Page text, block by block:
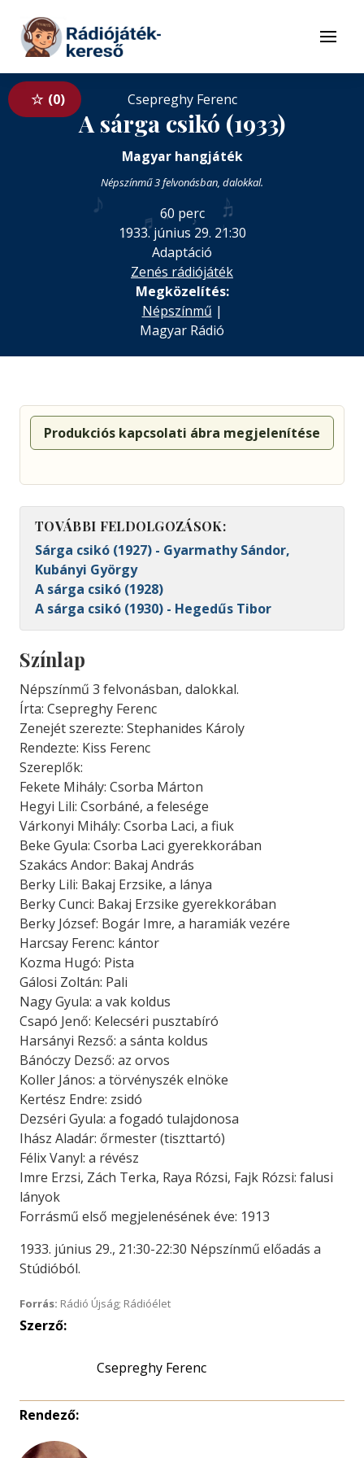
Tovább a tartalomhoz
Menü
0
♪
♫ ♬
♪
♩
♫
♪
♬
Csepreghy Ferenc
A sárga csikó (1933)
Magyar hangjáték
Népszínmű 3 felvonásban, dalokkal.
60 perc
1933. június 29. 21:30
Adaptáció
Zenés rádiójáték
Megközelítés:
Népszínmű |
Magyar Rádió
Produkciós kapcsolati ábra megjelenítése
TOVÁBBI FELDOLGOZÁSOK:
Sárga csikó (1927) - Gyarmathy Sándor,
Kubányi György
A sárga csikó (1928)
A sárga csikó (1930) - Hegedűs Tibor
Színlap
Népszínmű 3 felvonásban, dalokkal.
Írta: Csepreghy Ferenc
Zenejét szerezte: Stephanides Károly
Rendezte: Kiss Ferenc
Szereplők:
Fekete Mihály: Csorba Márton
Hegyi Lili: Csorbáné, a felesége
Várkonyi Mihály: Csorba Laci, a fiuk
Beke Gyula: Csorba Laci gyerekkorában
Szakács Andor: Bakaj András
Berky Lili: Bakaj Erzsike, a lánya
Berky Cunci: Bakaj Erzsike gyerekkorában
Berky József: Bogár Imre, a haramiák vezére
Harcsay Ferenc: kántor
Kozma Hugó: Pista
Gálosi Zoltán: Pali
Nagy Gyula: a vak koldus
Csapó Jenő: Kelecséri pusztabíró
Harsányi Rezső: a sánta koldus
Bánóczy Dezső: az orvos
Koller János: a törvényszék elnöke
Kertész Endre: zsidó
Dezséri Gyula: a fogadó tulajdonosa
Ihász Aladár: őrmester (tiszttartó)
Félix Vanyl: a révész
Imre Erzsi, Zách Terka, Raya Rózsi, Fajk Rózsi: falusi
lányok
Forrásmű első megjelenésének éve: 1913
1933. június 29., 21:30-22:30 Népszínmű előadás a
Stúdióból.
Forrás: Rádió Újság; Rádióélet
Szerző:
Csepreghy Ferenc
Rendező: